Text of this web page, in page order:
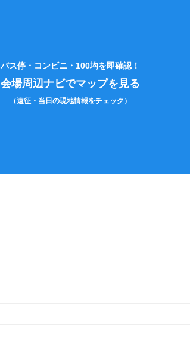
銀テープケース ショルダーバッグ
バス停・コンビニ・100均を即確認！
会場周辺ナビでマップを見る
（遠征・当日の現地情報をチェック）